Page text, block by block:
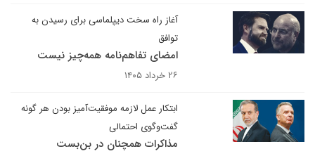
آغاز راه سخت دیپلماسی برای رسیدن به
توافق
امضای تفاهم‌نامه همه‌چیز نیست
۲۶ خرداد ۱۴۰۵
ابتکار عمل لازمه موفقیت‌آمیز بودن هر گونه
گفت‌وگوی احتمالی
مذاکرات همچنان در بن‌بست